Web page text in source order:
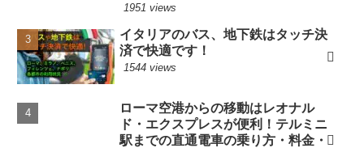
1951 views
イタリアのバス、地下鉄はタッチ決
済で快適です！
1544 views
ローマ空港からの移動はレオナル
ド・エクスプレスが便利！テルミニ
駅までの直通電車の乗り方・料金・